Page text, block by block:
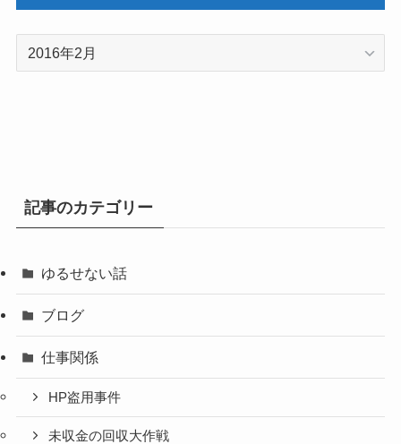
記事のカテゴリー
ゆるせない話
ブログ
仕事関係
HP盗用事件
未収金の回収大作戦